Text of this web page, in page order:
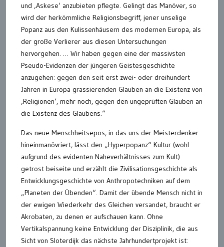
und ‚Askese‘ anzubieten pflegte. Gelingt das Manöver, so
wird der herkömmliche Religionsbegriff, jener unselige
Popanz aus den Kulissenhäusern des modernen Europa, als
der große Verlierer aus diesen Untersuchungen
hervorgehen. … Wir haben gegen eine der massivsten
Pseudo-Evidenzen der jüngeren Geistesgeschichte
anzugehen: gegen den seit erst zwei- oder dreihundert
Jahren in Europa grassierenden Glauben an die Existenz von
‚Religionen‘, mehr noch, gegen den ungeprüften Glauben an
die Existenz des Glaubens.“
Das neue Menschheitsepos, in das uns der Meisterdenker
hineinmanövriert, lässt den „Hyperpopanz“ Kultur (wohl
aufgrund des evidenten Naheverhältnisses zum Kult)
getrost beiseite und erzählt die Zivilisationsgeschichte als
Entwicklungsgeschichte von Anthropotechniken auf dem
„Planeten der Übenden“. Damit der übende Mensch nicht in
der ewigen Wiederkehr des Gleichen versandet, braucht er
Akrobaten, zu denen er aufschauen kann. Ohne
Vertikalspannung keine Entwicklung der Disziplinik, die aus
Sicht von Sloterdijk das nächste Jahrhundertprojekt ist: